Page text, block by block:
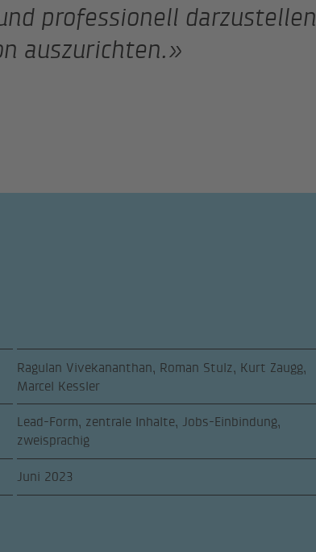
professionell darzustellen
auszurichten.»
Ragulan Vivekananthan, Roman Stulz, Kurt Zaugg,
Marcel Kessler
Lead-Form, zentrale Inhalte, Jobs-Einbindung,
zweisprachig
Juni 2023